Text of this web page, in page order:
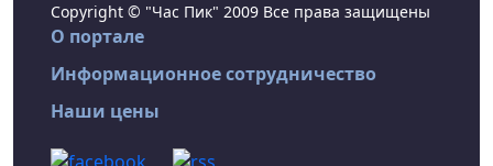
Copyright © "Час Пик" 2009 Все права защищены
О портале
Информационное сотрудничество
Наши цены